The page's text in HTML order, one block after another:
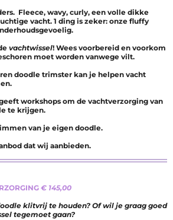
Fleece, wavy, curly, een volle dikke
vacht. 1 ding is zeker: onze fluffy
vachtwissel! Wees voorbereid en voorkom
moet worden vanwege vilt.
doodle trimster kan je helpen vacht
workshops om de vachtverzorging van
te krijgen.
van je eigen doodle.
dat wij aanbieden.
€ 145,00
klitvrij te houden? Of wil je graag goed
tegemoet gaan?